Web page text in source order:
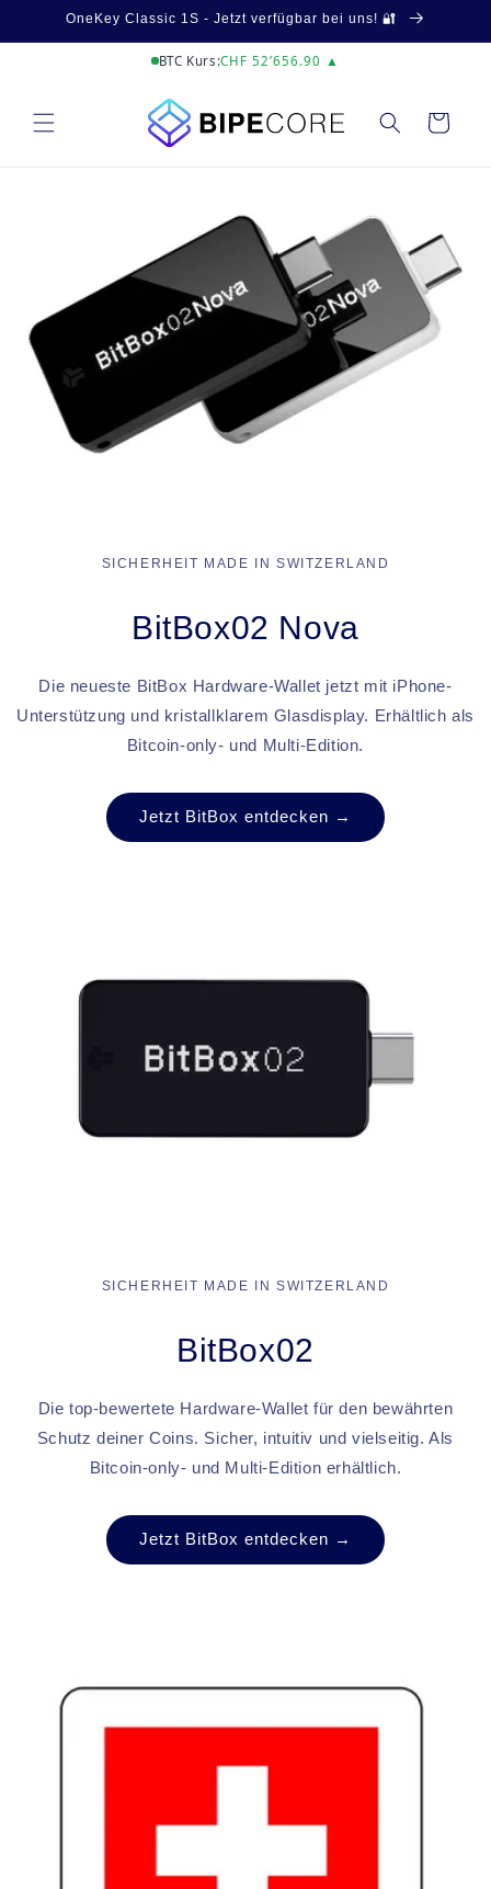
zum
Inhalt
OneKey Classic 1S - Jetzt verfügbar bei uns! 🔐
BTC Kurs:CHF 52’656.90 ▲
Warenkorb
SICHERHEIT MADE IN SWITZERLAND
BitBox02 Nova
Die neueste BitBox Hardware-Wallet jetzt mit iPhone-
Unterstützung und kristallklarem Glasdisplay. Erhältlich als
Bitcoin-only- und Multi-Edition.
Jetzt BitBox entdecken →
SICHERHEIT MADE IN SWITZERLAND
BitBox02
Die top-bewertete Hardware-Wallet für den bewährten
Schutz deiner Coins. Sicher, intuitiv und vielseitig. Als
Bitcoin-only- und Multi-Edition erhältlich.
Jetzt BitBox entdecken →